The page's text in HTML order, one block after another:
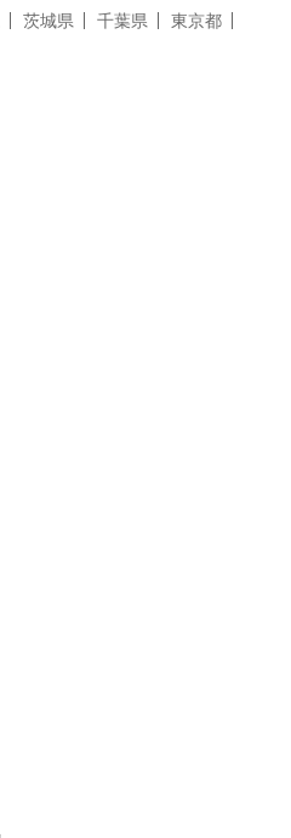
茨城県 千葉県
東京都